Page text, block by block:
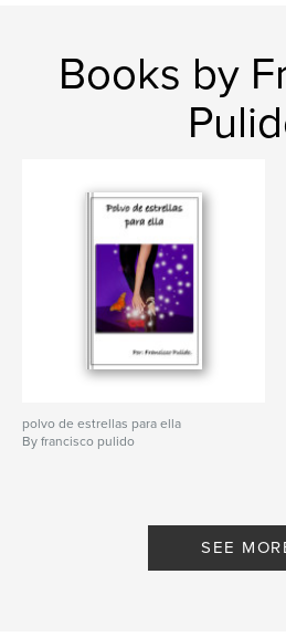
Publish Date:
Jan 23, 2017
LanguageSpanish
entrenamiento
plan para maraton
plan para correr marathon
Books by
polvo de estrellas para ella
By francisco pulido
SEE